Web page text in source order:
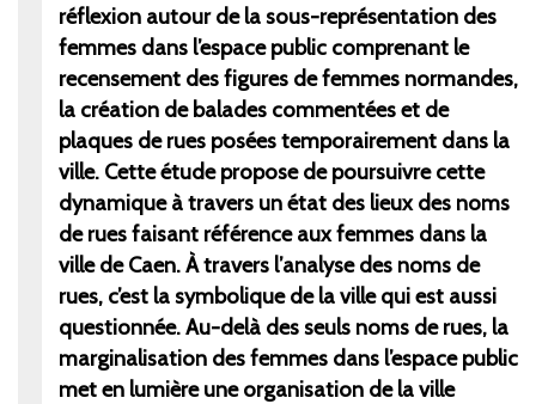
réflexion autour de la sous-représentation des
femmes dans l’espace public comprenant le
recensement des figures de femmes normandes,
la création de balades commentées et de
plaques de rues posées temporairement dans la
ville. Cette étude propose de poursuivre cette
dynamique à travers un état des lieux des noms
de rues faisant référence aux femmes dans la
ville de Caen. À travers l’analyse des noms de
rues, c’est la symbolique de la ville qui est aussi
questionnée. Au-delà des seuls noms de rues, la
marginalisation des femmes dans l’espace public
met en lumière une organisation de la ville